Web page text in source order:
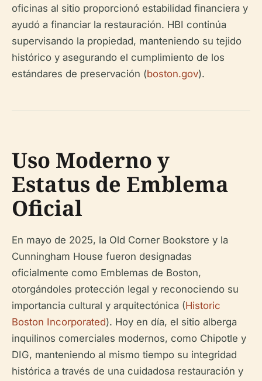
oficinas al sitio proporcionó estabilidad financiera y
ayudó a financiar la restauración. HBI continúa
supervisando la propiedad, manteniendo su tejido
histórico y asegurando el cumplimiento de los
estándares de preservación (boston.gov).
Uso Moderno y
Estatus de Emblema
Oficial
En mayo de 2025, la Old Corner Bookstore y la
Cunningham House fueron designadas
oficialmente como Emblemas de Boston,
otorgándoles protección legal y reconociendo su
importancia cultural y arquitectónica (Historic
Boston Incorporated). Hoy en día, el sitio alberga
inquilinos comerciales modernos, como Chipotle y
DIG, manteniendo al mismo tiempo su integridad
histórica a través de una cuidadosa restauración y